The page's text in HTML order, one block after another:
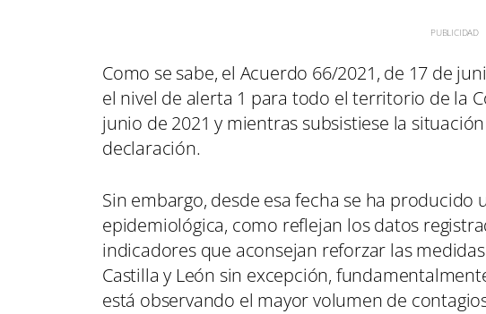
Como se sabe, el Acuerdo 66/2021, de 17 de
el nivel de alerta 1 para todo el territorio de la
junio de 2021 y mientras subsistiese la
declaración.
Sin embargo, desde esa fecha se ha
epidemiológica, como reflejan los datos
indicadores que aconsejan reforzar las
Castilla y León sin excepción,
está observando el mayor volumen de